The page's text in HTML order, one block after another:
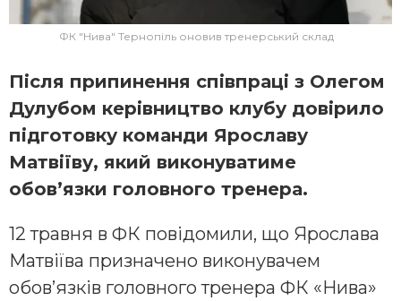
ФК "Нива" Тернопіль оновив тренерський склад
Після припинення співпраці з Олегом
Дулубом керівництво клубу довірило
підготовку команди Ярославу
Матвіїву, який виконуватиме
обов’язки головного тренера.
12 травня в ФК повідомили, що Ярослава
Матвіїва призначено виконувачем
обов’язків головного тренера ФК «Нива»